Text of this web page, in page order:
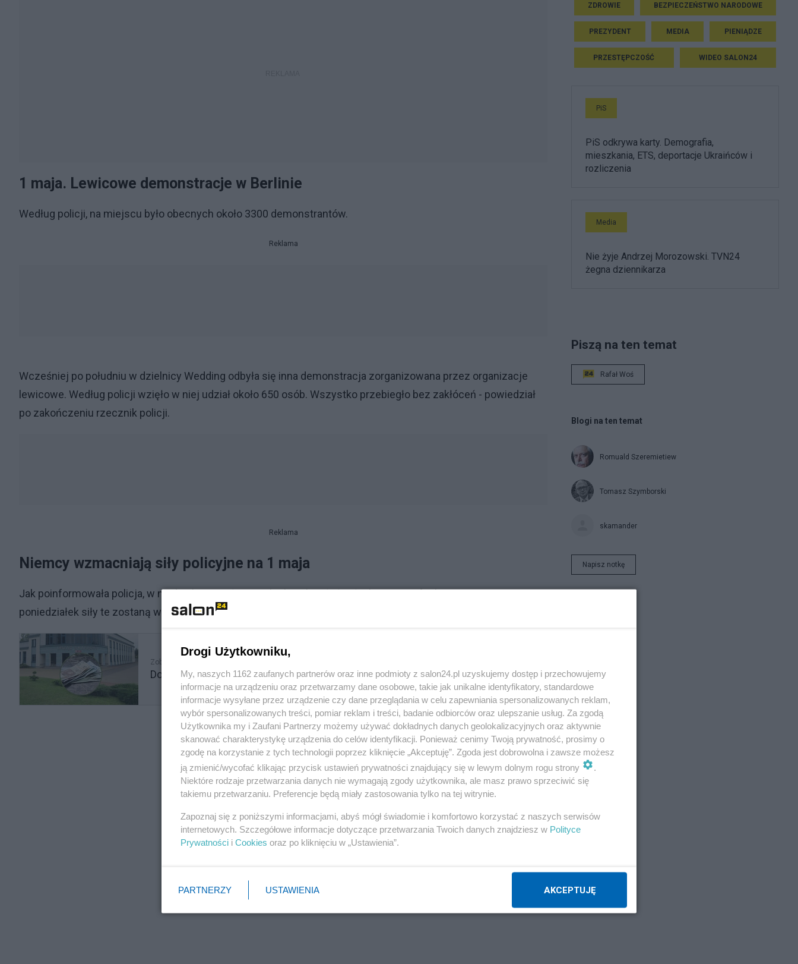
1 maja. Lewicowe demonstracje w Berlinie
Według policji, na miejscu było obecnych około 3300 demonstrantów.
Reklama
Wcześniej po południu w dzielnicy Wedding odbyła się inna demonstracja zorganizowana przez organizacje
lewicowe. Według policji wzięło w niej udział około 650 osób. Wszystko przebiegło bez zakłóceń - powiedział
po zakończeniu rzecznik policji.
Reklama
Niemcy wzmacniają siły policyjne na 1 maja
Jak poinformowała policja, w niedzielę na stołecznych ulicach pełniło służbę 3,4 tys. funkcjonariuszy. W
poniedziałek siły te zostaną wzmocnione przez funkcjonariuszy z innych krajów związkowych RFN do 6,3 tys.
Zobacz także
Do 2 maja rozlicz się z fiskusem. Duże i szybkie zwroty podatków
ZDROWIE BEZPIECZEŃSTWO NARODOWE
PREZYDENT MEDIA PIENIĄDZE
PRZESTĘPCZOŚĆ WIDEO SALON24
PiS
PiS odkrywa karty. Demografia,
mieszkania, ETS, deportacje Ukraińców i
rozliczenia
Media
Nie żyje Andrzej Morozowski. TVN24
żegna dziennikarza
Piszą na ten temat
Rafał Woś
Blogi na ten temat
Romuald Szeremietiew
Tomasz Szymborski
skamander
Napisz notkę
Drogi Użytkowniku,
My, naszych 1162 zaufanych partnerów oraz inne podmioty z salon24.pl uzyskujemy dostęp i przechowujemy
informacje na urządzeniu oraz przetwarzamy dane osobowe, takie jak unikalne identyfikatory, standardowe
informacje wysyłane przez urządzenie czy dane przeglądania w celu zapewniania spersonalizowanych reklam,
wybór spersonalizowanych treści, pomiar reklam i treści, badanie odbiorców oraz ulepszanie usług. Za zgodą
Użytkownika my i Zaufani Partnerzy możemy używać dokładnych danych geolokalizacyjnych oraz aktywnie
skanować charakterystykę urządzenia do celów identyfikacji. Ponieważ cenimy Twoją prywatność, prosimy o
zgodę na korzystanie z tych technologii poprzez kliknięcie „Akceptuję”. Zgoda jest dobrowolna i zawsze możesz
ją zmienić/wycofać klikając przycisk ustawień prywatności znajdujący się w lewym dolnym rogu strony
.
Niektóre rodzaje przetwarzania danych nie wymagają zgody użytkownika, ale masz prawo sprzeciwić się
takiemu przetwarzaniu. Preferencje będą miały zastosowania tylko na tej witrynie.
Zapoznaj się z poniższymi informacjami, abyś mógł świadomie i komfortowo korzystać z naszych serwisów
internetowych. Szczegółowe informacje dotyczące przetwarzania Twoich danych znajdziesz w Polityce
Prywatności i Cookies oraz po kliknięciu w „Ustawienia”.
PARTNERZY USTAWIENIA AKCEPTUJĘ